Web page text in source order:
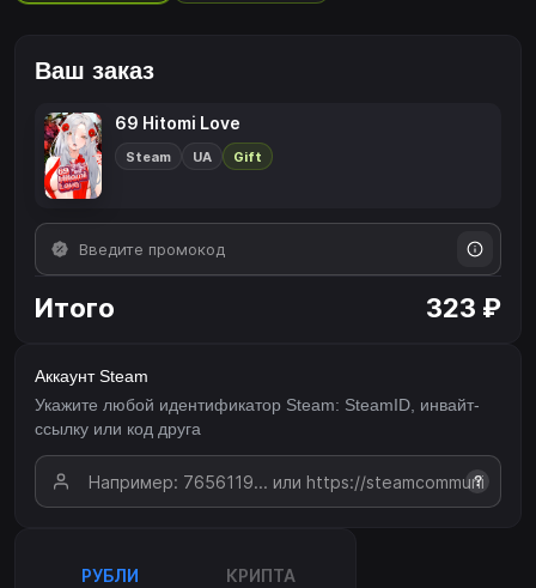
Ваш заказ
69 Hitomi Love
Steam UA Gift
Итого 323 ₽
Аккаунт Steam
Укажите любой идентификатор Steam: SteamID, инвайт-
ссылку или код друга
?
РУБЛИ КРИПТА